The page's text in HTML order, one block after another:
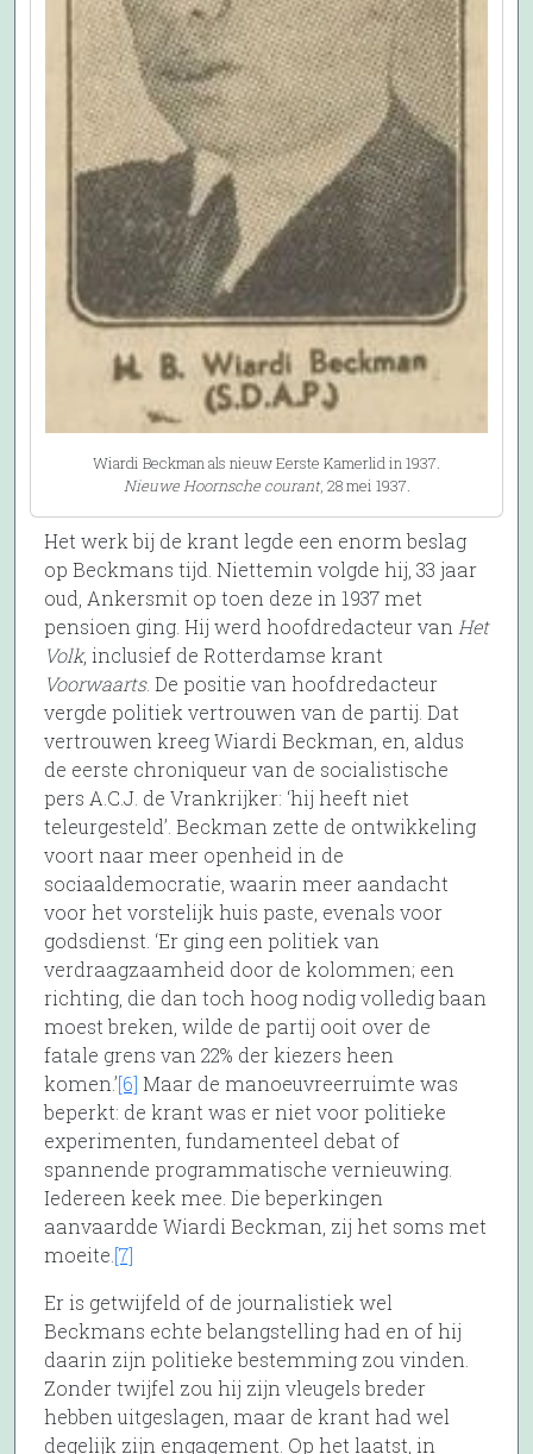
Wiardi Beckman als nieuw Eerste Kamerlid in 1937.
Nieuwe Hoornsche courant, 28 mei 1937.
Het werk bij de krant legde een enorm beslag
op Beckmans tijd. Niettemin volgde hij, 33 jaar
oud, Ankersmit op toen deze in 1937 met
pensioen ging. Hij werd hoofdredacteur van Het
Volk, inclusief de Rotterdamse krant
Voorwaarts. De positie van hoofdredacteur
vergde politiek vertrouwen van de partij. Dat
vertrouwen kreeg Wiardi Beckman, en, aldus
de eerste chroniqueur van de socialistische
pers A.C.J. de Vrankrijker: ‘hij heeft niet
teleurgesteld’. Beckman zette de ontwikkeling
voort naar meer openheid in de
sociaaldemocratie, waarin meer aandacht
voor het vorstelijk huis paste, evenals voor
godsdienst. ‘Er ging een politiek van
verdraagzaamheid door de kolommen; een
richting, die dan toch hoog nodig volledig baan
moest breken, wilde de partij ooit over de
fatale grens van 22% der kiezers heen
komen.’[6] Maar de manoeuvreerruimte was
beperkt: de krant was er niet voor politieke
experimenten, fundamenteel debat of
spannende programmatische vernieuwing.
Iedereen keek mee. Die beperkingen
aanvaardde Wiardi Beckman, zij het soms met
moeite. [7]
Er is getwijfeld of de journalistiek wel
Beckmans echte belangstelling had en of hij
daarin zijn politieke bestemming zou vinden.
Zonder twijfel zou hij zijn vleugels breder
hebben uitgeslagen, maar de krant had wel
degelijk zijn engagement. Op het laatst, in